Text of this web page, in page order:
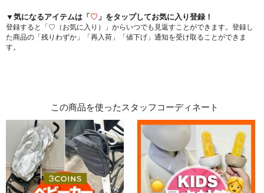
▼気になるアイテムは「♡ 」をタップしてお気に入り登録！
登録すると「♡（お気に入り）」からいつでも見返すことができます。登録し
た商品の「残りわずか」「再入荷」「値下げ」通知を受け取ることができま
す。
この商品を使ったスタッフコーディネート